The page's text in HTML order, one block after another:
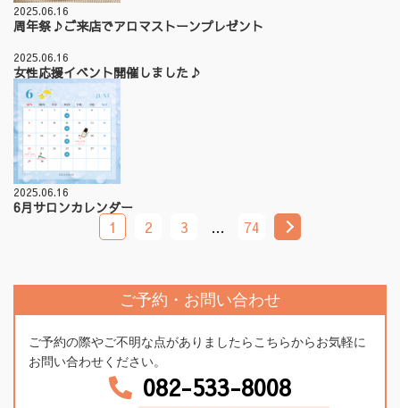
2025.06.16
周年祭♪ご来店でアロマストーンプレゼント
2025.06.16
女性応援イベント開催しました♪
2025.06.16
6月サロンカレンダー
1 2 3 … 74
ご予約・お問い合わせ
ご予約の際やご不明な点がありましたらこちらからお気軽に
お問い合わせください。
082-533-8008